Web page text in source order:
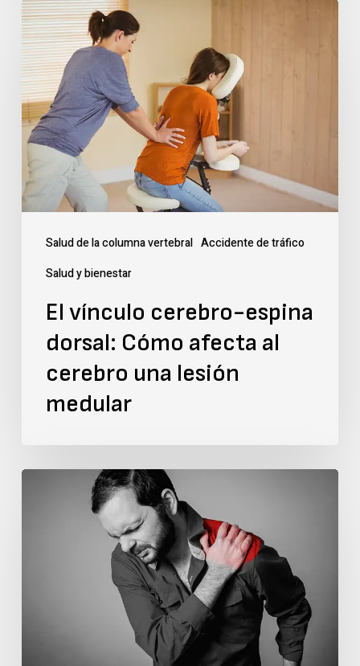
Salud de la columna vertebral Accidente de tráfico
Salud y bienestar
El
vínculo
cerebro-
espina
dorsal:
Cómo
afecta
al
medular
El vínculo cerebro-espina
dorsal: Cómo afecta al
cerebro una lesión
medular